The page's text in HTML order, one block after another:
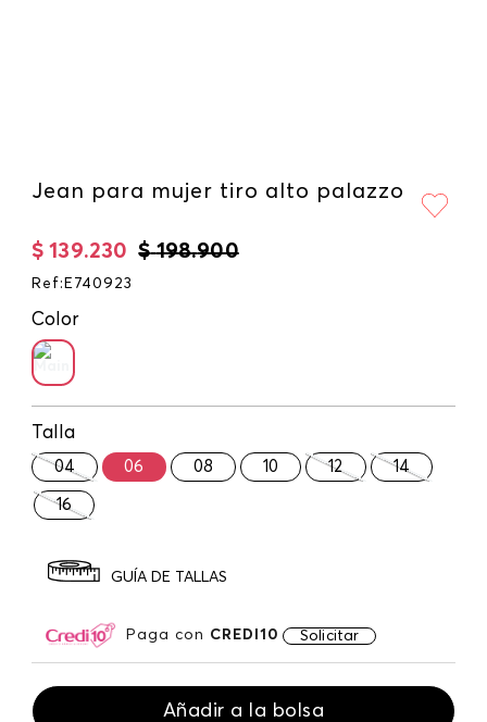
Jean para mujer tiro alto palazzo
$ 198.900
$ 139.230
Ref : E740923
Color
Talla
04 06 08 10 12 14
16
GUÍA DE TALLAS
Paga con CREDI10 Solicitar
Añadir a la bolsa